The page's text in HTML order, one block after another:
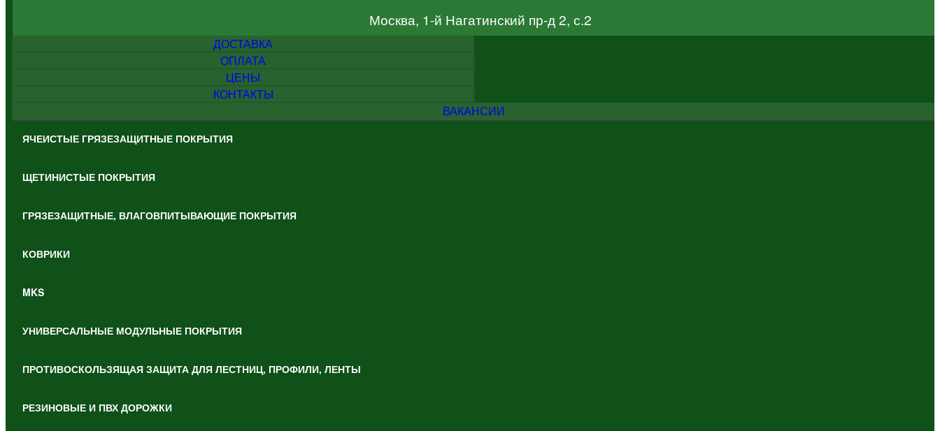
Москва, 1-й Нагатинский пр-д 2, с.2
ДОСТАВКА
ОПЛАТА
ЦЕНЫ
КОНТАКТЫ
ВАКАНСИИ
ЯЧЕИСТЫЕ ГРЯЗЕЗАЩИТНЫЕ ПОКРЫТИЯ
ЩЕТИНИСТЫЕ ПОКРЫТИЯ
ГРЯЗЕЗАЩИТНЫЕ, ВЛАГОВПИТЫВАЮЩИЕ ПОКРЫТИЯ
КОВРИКИ
MKS
УНИВЕРСАЛЬНЫЕ МОДУЛЬНЫЕ ПОКРЫТИЯ
ПРОТИВОСКОЛЬЗЯЩАЯ ЗАЩИТА ДЛЯ ЛЕСТНИЦ, ПРОФИЛИ, ЛЕНТЫ
РЕЗИНОВЫЕ И ПВХ ДОРОЖКИ